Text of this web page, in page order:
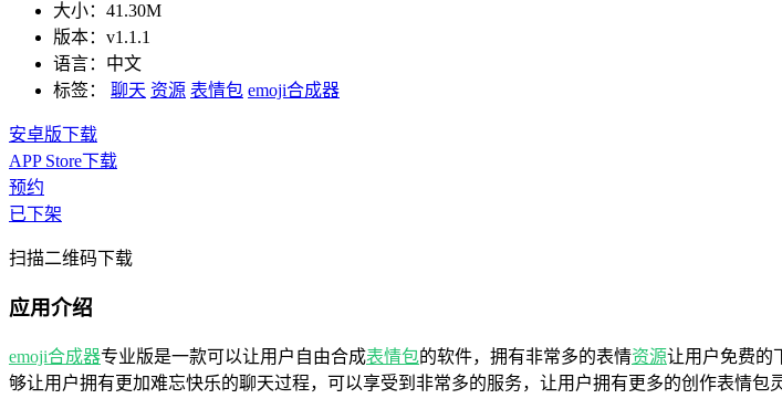
大小： 41.30M
版本： v1.1.1
语言： 中文
标签：
聊天 资源 表情包 emoji合成器
安卓版下载
APP Store下载
预约
已下架
扫描二维码下载
应用介绍
emoji合成器专业版是一款可以让用户自由合成表情包的软件，拥有非常多的表情资源让用户免费的
够让用户拥有更加难忘快乐的聊天过程，可以享受到非常多的服务，让用户拥有更多的创作表情包